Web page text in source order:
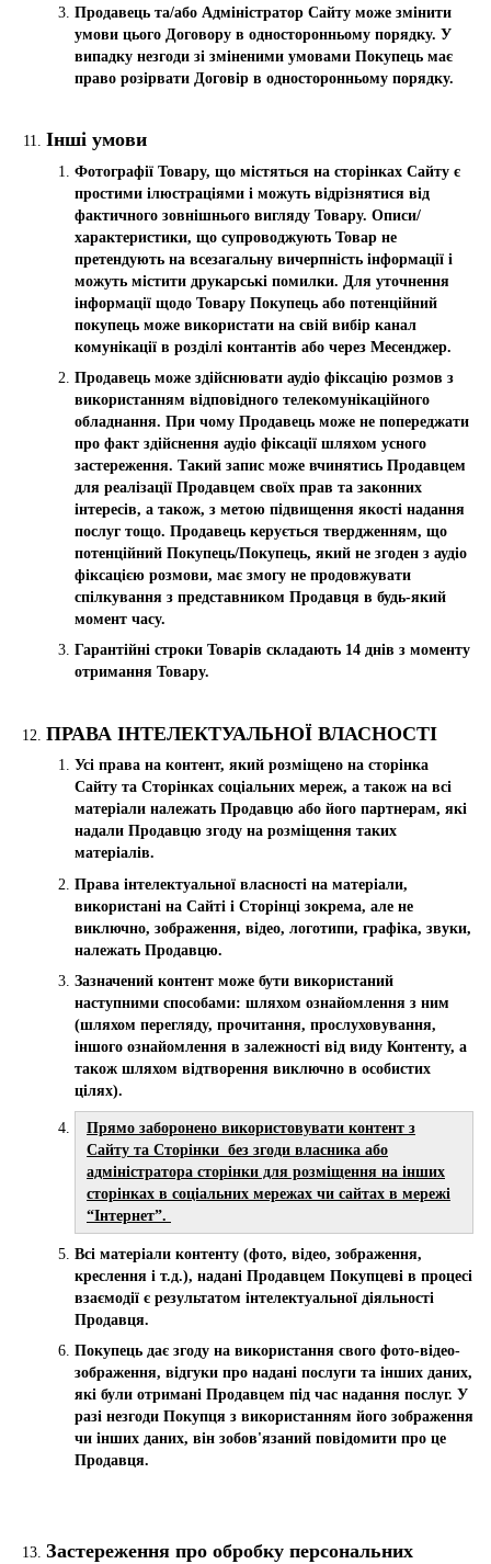
Продавець та/або Адміністратор Сайту може змінити
умови цього Договору в односторонньому порядку. У
випадку незгоди зі зміненими умовами Покупець має
право розірвати Договір в односторонньому порядку.
Інші умови
Фотографії Товару, що містяться на сторінках Сайту є
простими ілюстраціями і можуть відрізнятися від
фактичного зовнішнього вигляду Товару. Описи/
характеристики, що супроводжують Товар не
претендують на всезагальну вичерпність інформації і
можуть містити друкарські помилки. Для уточнення
інформації щодо Товару Покупець або потенційний
покупець може використати на свій вибір канал
комунікації в розділі контантів або через Месенджер.
Продавець може здійснювати аудіо фіксацію розмов з
використанням відповідного телекомунікаційного
обладнання. При чому Продавець може не попереджати
про факт здійснення аудіо фіксації шляхом усного
застереження. Такий запис може вчинятись Продавцем
для реалізації Продавцем своїх прав та законних
інтересів, а також, з метою підвищення якості надання
послуг тощо. Продавець керується твердженням, що
потенційний Покупець/Покупець, який не згоден з аудіо
фіксацією розмови, має змогу не продовжувати
спілкування з представником Продавця в будь-який
момент часу.
Гарантійні строки Товарів складають 14 днів з моменту
отримання Товару.
ПРАВА ІНТЕЛЕКТУАЛЬНОЇ ВЛАСНОСТІ
Усі права на контент, який розміщено на сторінка
Сайту та Сторінках соціальних мереж, а також на всі
матеріали належать Продавцю або його партнерам, які
надали Продавцю згоду на розміщення таких
матеріалів.
Права інтелектуальної власності на матеріали,
використані на Сайті і Сторінці зокрема, але не
виключно, зображення, відео, логотипи, графіка, звуки,
належать Продавцю.
Зазначений контент може бути використаний
наступними способами: шляхом ознайомлення з ним
(шляхом перегляду, прочитання, прослуховування,
іншого ознайомлення в залежності від виду Контенту, а
також шляхом відтворення виключно в особистих
цілях).
Прямо заборонено використовувати контент з
Сайту та Сторінки без згоди власника або
адміністратора сторінки для розміщення на інших
сторінках в соціальних мережах чи сайтах в мережі
“Інтернет”.
Всі матеріали контенту (фото, відео, зображення,
креслення і т.д.), надані Продавцем Покупцеві в процесі
взаємодії є результатом інтелектуальної діяльності
Продавця.
Покупець дає згоду на використання свого фото-відео-
зображення, відгуки про надані послуги та інших даних,
які були отримані Продавцем під час надання послуг. У
разі незгоди Покупця з використанням його зображення
чи інших даних, він зобов'язаний повідомити про це
Продавця.
Застереження про обробку персональних